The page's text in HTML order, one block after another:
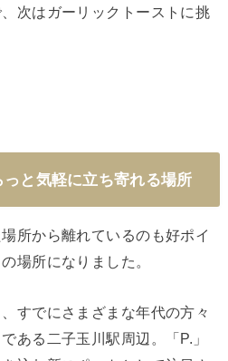
次はガーリックトーストに挑
と気軽に立ち寄れる場所
所から離れているのも好ポイ
場所になりました。
すでにさまざまな年代の方々
ある二子玉川駅周辺。「P.」